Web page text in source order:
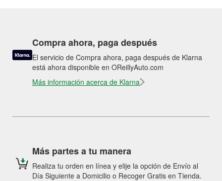
Compra ahora, paga después
El servicio de Compra ahora, paga después de Klarna
está ahora disponible en OReillyAuto.com
Más información acerca de Klarna
Más partes a tu manera
Realiza tu orden en línea y elije la opción de Envío al
Día Siguiente a Domicilio o Recoger Gratis en Tienda.